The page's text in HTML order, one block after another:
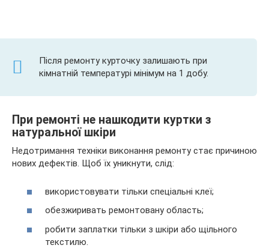
Після ремонту курточку залишають при
кімнатній температурі мінімум на 1 добу.
При ремонті не нашкодити куртки з
натуральної шкіри
Недотримання техніки виконання ремонту стає причиною
нових дефектів. Щоб їх уникнути, слід:
використовувати тільки спеціальні клеї;
обезжиривать ремонтовану область;
робити заплатки тільки з шкіри або щільного
текстилю.